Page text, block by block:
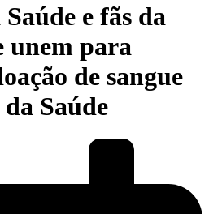
e fãs da
unem para
de sangue
Saúde